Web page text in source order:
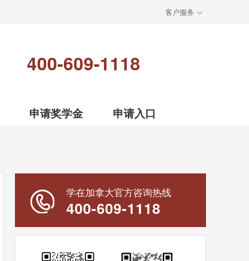
客户服务
400-609-1118
申请奖学金 申请入口
学在加拿大官方咨询热线
400-609-1118